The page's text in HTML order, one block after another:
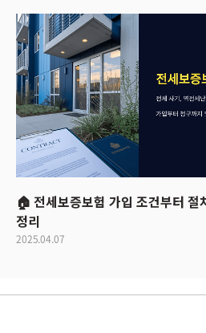
🏠 전세보증보험 가입 조건부터 절
정리
2025.04.07